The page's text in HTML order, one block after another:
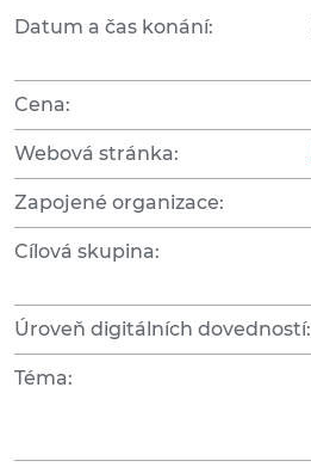
Datum a čas konání:
Cena:
Webová stránka:
Zapojené organizace:
Cílová skupina:
Úroveň digitálních dovedností:
Téma: